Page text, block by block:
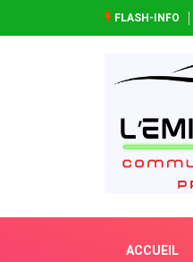
FLASH-INFO
ACCUEIL